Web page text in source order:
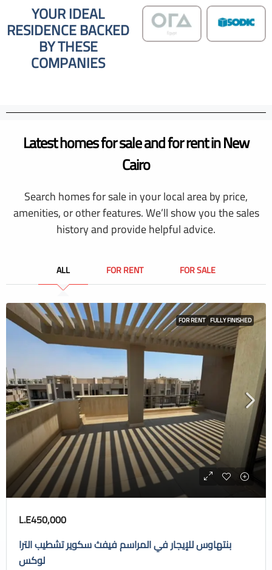
YOUR IDEAL
RESIDENCE BACKED
BY THESE
COMPANIES
Latest homes for sale and for rent in New
Cairo
Search homes for sale in your local area by price,
amenities, or other features. We’ll show you the sales
history and provide helpful advice.
ALL FOR RENT FOR SALE
FOR RENT FULLY FINISHED
L.E450,000
بنتهاوس للإيجار في المراسم فيفث سكوير تشطيب الترا
لوكس